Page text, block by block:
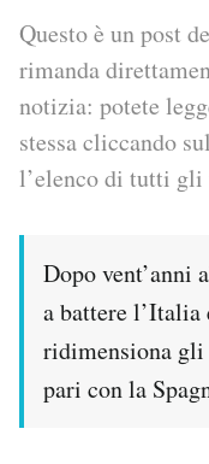
Scienza
Cultura
NEWSLETTER
I MIEI PREFERITI
Questo è un post
rimanda
notizia: potete
stessa cliccando
l’elenco di tutti
Dopo vent’anni
a battere l’Italia
ridimensiona
pari con la